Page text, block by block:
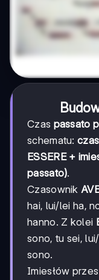
Czas passato
schematu:
ESSERE +
passato).
Czasownik
hai, lui/lei ha,
hanno. Z kolei
sono, tu sei,
sono.
Imiesłów